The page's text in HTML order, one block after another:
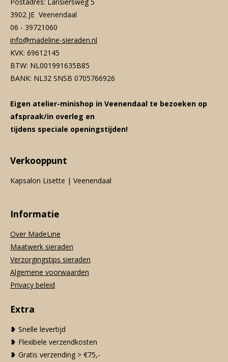
3902 JE Veenendaal
06 - 39721060
info@madeline-sieraden.nl
KVK: 69612145
BTW: NL001991635B85
BANK: NL32 SNSB 0705766926
Eigen atelier-minishop in Veenendaal te bezoeken op
afspraak/in overleg en
tijdens speciale openingstijden!
Verkooppunt
Kapsalon Lisette | Veenendaal
Informatie
Over MadeLine
Maatwerk sieraden
Verzorgingstips sieraden
Algemene voorwaarden
Privacy beleid
Extra
❥ Snelle levertijd
❥ Flexibele verzendkosten
❥ Gratis verzending > €75,-